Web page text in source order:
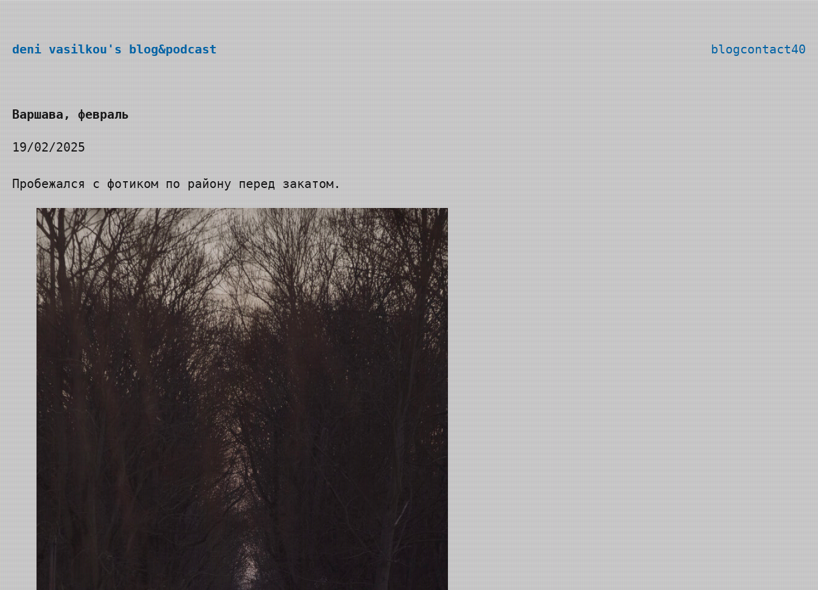
Перейти
к
содержимому
deni vasilkou's blog&podcast blogcontact40
Варшава, февраль
19/02/2025
Пробежался с фотиком по району перед закатом.